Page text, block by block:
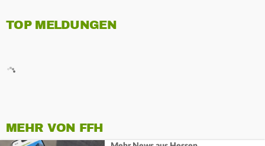
TOP MELDUNGEN
MEHR VON FFH